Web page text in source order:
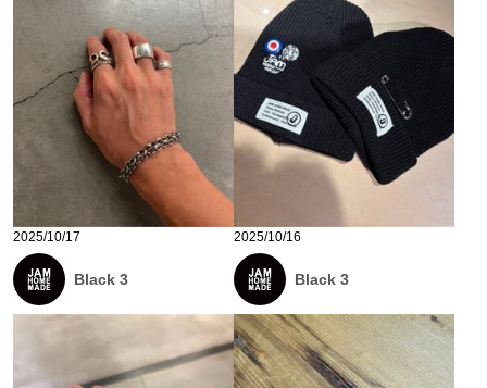
2025/10/17
Black 3
2025/10/16
Black 3